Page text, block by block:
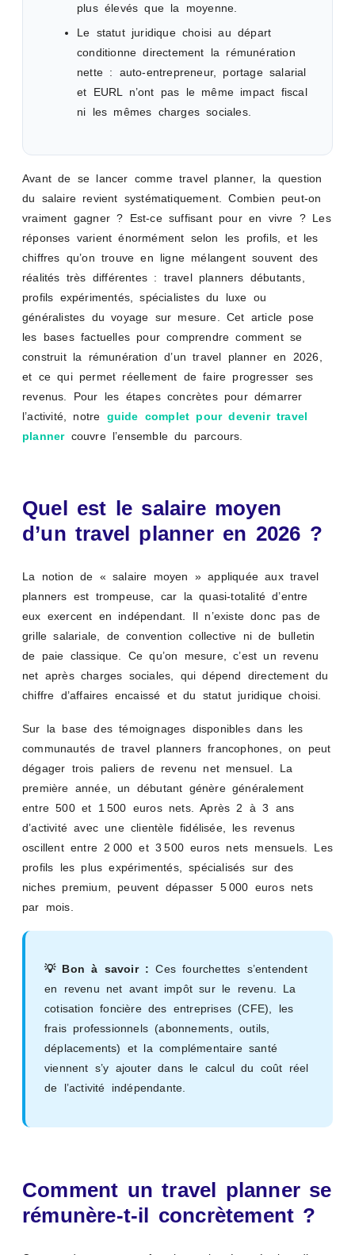
plus élevés que la moyenne.
Le statut juridique choisi au départ
conditionne directement la rémunération
nette : auto-entrepreneur, portage salarial
et EURL n’ont pas le même impact fiscal
ni les mêmes charges sociales.
Avant de se lancer comme travel planner, la question
du salaire revient systématiquement. Combien peut-on
vraiment gagner ? Est-ce suffisant pour en vivre ? Les
réponses varient énormément selon les profils, et les
chiffres qu’on trouve en ligne mélangent souvent des
réalités très différentes : travel planners débutants,
profils expérimentés, spécialistes du luxe ou
généralistes du voyage sur mesure. Cet article pose
les bases factuelles pour comprendre comment se
construit la rémunération d’un travel planner en 2026,
et ce qui permet réellement de faire progresser ses
revenus. Pour les étapes concrètes pour démarrer
l’activité, notre guide complet pour devenir travel
plannercouvre l’ensemble du parcours.
Quel est le salaire moyen
d’un travel planner en 2026 ?
La notion de « salaire moyen » appliquée aux travel
planners est trompeuse, car la quasi-totalité d’entre
eux exercent en indépendant. Il n’existe donc pas de
grille salariale, de convention collective ni de bulletin
de paie classique. Ce qu’on mesure, c’est un revenu
net après charges sociales, qui dépend directement du
chiffre d’affaires encaissé et du statut juridique choisi.
Sur la base des témoignages disponibles dans les
communautés de travel planners francophones, on peut
dégager trois paliers de revenu net mensuel. La
première année, un débutant génère généralement
entre 500 et 1 500 euros nets. Après 2 à 3 ans
d’activité avec une clientèle fidélisée, les revenus
oscillent entre 2 000 et 3 500 euros nets mensuels. Les
profils les plus expérimentés, spécialisés sur des
niches premium, peuvent dépasser 5 000 euros nets
par mois.
💡 Bon à savoir : Ces fourchettes s’entendent
en revenu net avant impôt sur le revenu. La
cotisation foncière des entreprises (CFE), les
frais professionnels (abonnements, outils,
déplacements) et la complémentaire santé
viennent s’y ajouter dans le calcul du coût réel
de l’activité indépendante.
Comment un travel planner se
rémunère-t-il concrètement ?